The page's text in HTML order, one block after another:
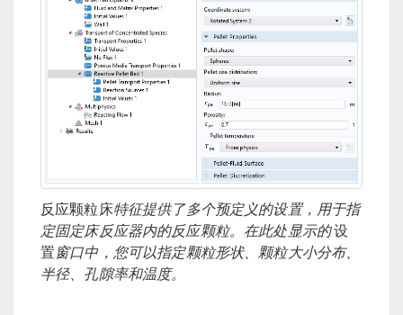
反应颗粒床特征提供了多个预定义的设置，用于指
定固定床反应器内的反应颗粒。在此处显示的设
置 窗口中，您可以指定颗粒形状、颗粒大小分布、
半径、孔隙率和温度。